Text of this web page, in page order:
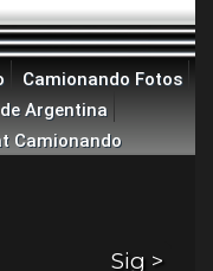
Camionando Fotos
Argentina
Camionando
Sig >